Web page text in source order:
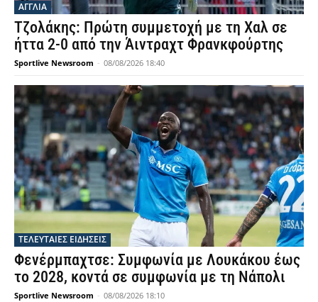
ΑΓΓΛΙΑ
Τζολάκης: Πρώτη συμμετοχή με τη Χαλ σε
ήττα 2-0 από την Άιντραχτ Φρανκφούρτης
Sportlive Newsroom - 08/08/2026 18:40
ΤΕΛΕΥΤΑΙΕΣ ΕΙΔΗΣΕΙΣ
Φενέρμπαχτσε: Συμφωνία με Λουκάκου έως
το 2028, κοντά σε συμφωνία με τη Νάπολι
Sportlive Newsroom - 08/08/2026 18:10